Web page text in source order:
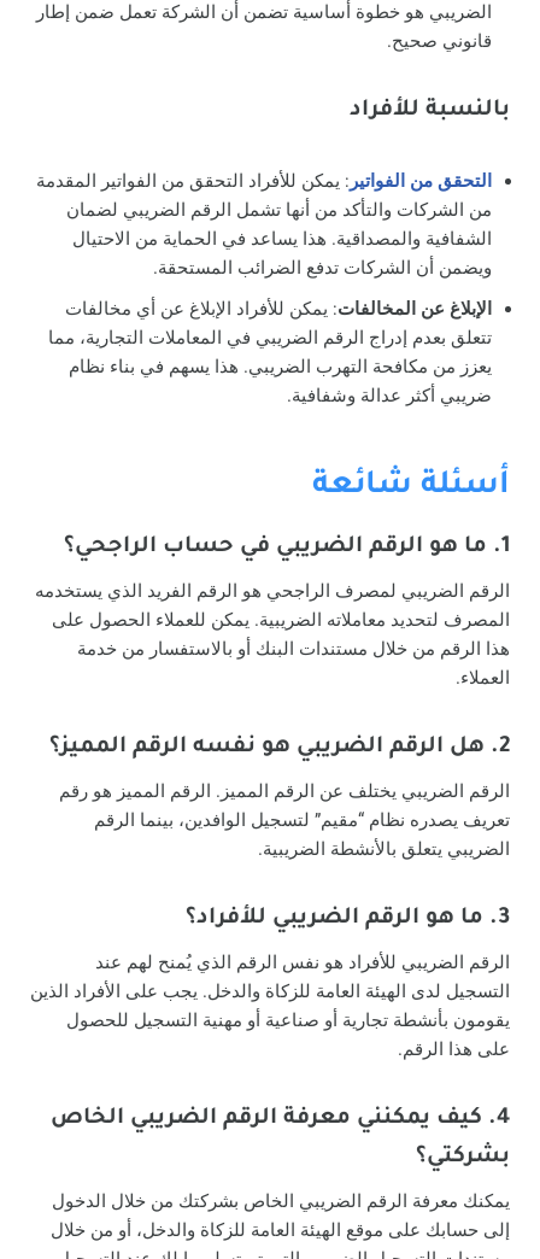
الضريبي هو خطوة أساسية تضمن أن الشركة تعمل ضمن إطار
قانوني صحيح.
بالنسبة للأفراد
التحقق من الفواتير : يمكن للأفراد التحقق من الفواتير المقدمة
من الشركات والتأكد من أنها تشمل الرقم الضريبي لضمان
الشفافية والمصداقية. هذا يساعد في الحماية من الاحتيال
ويضمن أن الشركات تدفع الضرائب المستحقة.
الإبلاغ عن المخالفات: يمكن للأفراد الإبلاغ عن أي مخالفات
تتعلق بعدم إدراج الرقم الضريبي في المعاملات التجارية، مما
يعزز من مكافحة التهرب الضريبي. هذا يسهم في بناء نظام
ضريبي أكثر عدالة وشفافية.
أسئلة شائعة
1. ما هو الرقم الضريبي في حساب الراجحي؟
الرقم الضريبي لمصرف الراجحي هو الرقم الفريد الذي يستخدمه
المصرف لتحديد معاملاته الضريبية. يمكن للعملاء الحصول على
هذا الرقم من خلال مستندات البنك أو بالاستفسار من خدمة
العملاء.
2. هل الرقم الضريبي هو نفسه الرقم المميز؟
الرقم الضريبي يختلف عن الرقم المميز. الرقم المميز هو رقم
تعريف يصدره نظام “مقيم” لتسجيل الوافدين، بينما الرقم
الضريبي يتعلق بالأنشطة الضريبية.
3. ما هو الرقم الضريبي للأفراد؟
الرقم الضريبي للأفراد هو نفس الرقم الذي يُمنح لهم عند
التسجيل لدى الهيئة العامة للزكاة والدخل. يجب على الأفراد الذين
يقومون بأنشطة تجارية أو صناعية أو مهنية التسجيل للحصول
على هذا الرقم.
4. كيف يمكنني معرفة الرقم الضريبي الخاص
بشركتي؟
يمكنك معرفة الرقم الضريبي الخاص بشركتك من خلال الدخول
إلى حسابك على موقع الهيئة العامة للزكاة والدخل، أو من خلال